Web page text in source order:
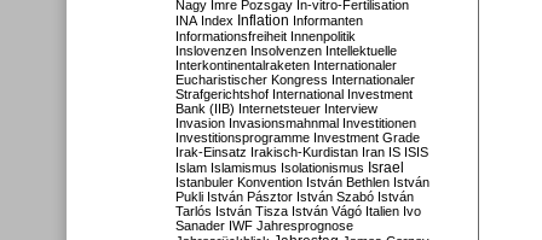
Nagy Imre Pozsgay In-vitro-Fertilisation
INA Index Inflation Informanten
Informationsfreiheit Innenpolitik
Inslovenzen Insolvenzen Intellektuelle
Interkontinentalraketen Internationaler
Eucharistischer Kongress Internationaler
Strafgerichtshof International Investment
Bank (IIB) Internetsteuer Interview
Invasion Invasionsmahnmal Investitionen
Investitionsprogramme Investment Grade
Irak-Einsatz Irakisch-Kurdistan Iran IS ISIS
Islam Islamismus Isolationismus Israel
Istanbuler Konvention István Bethlen István
Pukli István Pásztor István Szabó István
Tarlós István Tisza István Vágó Italien Ivo
Sanader IWF Jahresprognose